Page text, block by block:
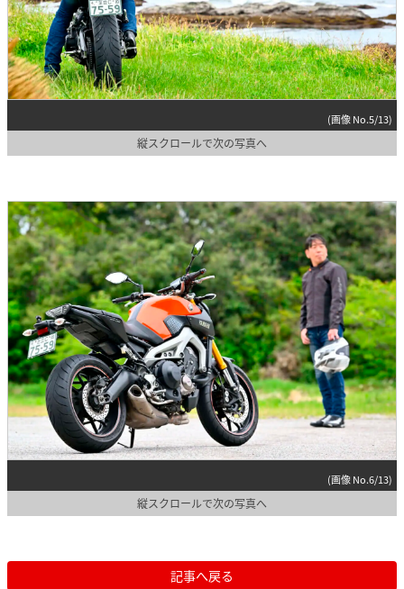
(画像 No.5/13)
縦スクロールで次の写真へ
(画像 No.6/13)
縦スクロールで次の写真へ
記事へ戻る